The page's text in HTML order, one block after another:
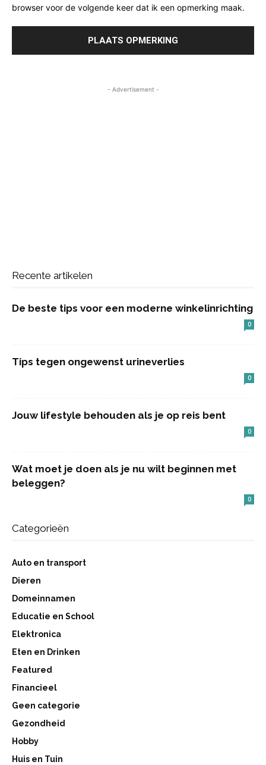
browser voor de volgende keer dat ik een opmerking maak.
- Advertisement -
Recente artikelen
De beste tips voor een moderne winkelinrichting
0
Tips tegen ongewenst urineverlies
0
Jouw lifestyle behouden als je op reis bent
0
Wat moet je doen als je nu wilt beginnen met
beleggen?
0
Categorieën
Auto en transport
Dieren
Domeinnamen
Educatie en School
Elektronica
Eten en Drinken
Featured
Financieel
Geen categorie
Gezondheid
Hobby
Huis en Tuin